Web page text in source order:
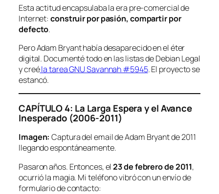
Esta actitud encapsulaba la era pre-comercial de
Internet:construir por pasión, compartir por
defecto.
Pero Adam Bryant había desaparecido en el éter
digital. Documenté todo en las listas de Debian Legal
y creéla tarea GNU Savannah #5945. El proyecto se
estancó.
CAPÍTULO 4: La Larga Espera y el Avance
Inesperado (2006-2011)
Imagen: Captura del email de Adam Bryant de 2011
llegando espontáneamente.
Pasaron años. Entonces, el23 de febrero de 2011,
ocurrió la magia. Mi teléfono vibró con un envío de
formulario de contacto: